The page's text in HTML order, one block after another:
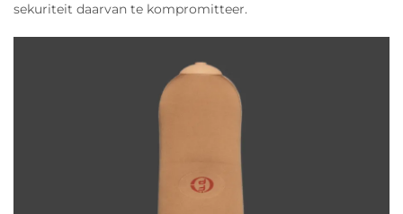
sekuriteit daarvan te kompromitteer.